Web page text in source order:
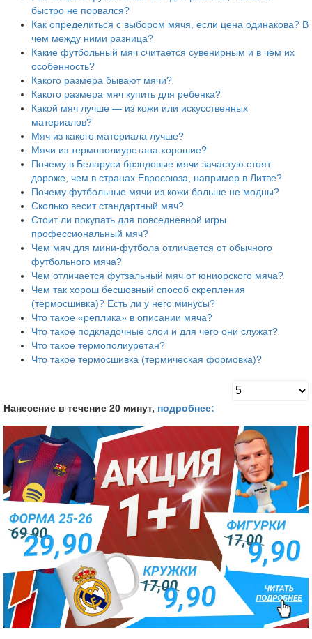
быстро не порвался?
Как определиться с выбором мячя, если цена одинакова? В
чем между ними разница?
Какие футбольный мяч считается сувенирным и в чём их
особенность?
Какого размера бывают мячи?
Какого размера мяч купить для ребенка?
Какой мяч лучше — из кожи или искусственных
материалов?
Мяч из какого материала лучше?
Мячи из термополиуретана хорошие?
Почему в Беларуси брэндовые мячи зачастую стоят
дороже, чем в странах Евросоюза, например в Литве?
Почему футбольные мячи из кожи больше не модны?
Сколько весит стандартный мяч?
Стоит ли покупать для повседневной игры
профессиональный мяч?
Чем мяч для мини-футбола отличается от обычного
футбольного мяча?
Чем отличается футзальный мяч от юниорского мяча?
Чем так хорош бесшовный способ скрепления
(термосшивка)? Есть ли у него минусы?
Что такое «реплика» в описании мяча?
Что такое подкладочные слои и для чего они служат?
Что такое термополиуретан?
Что такое термосшивка (термическая формовка)?
Нанесение в течение 20 минут, подробнее: